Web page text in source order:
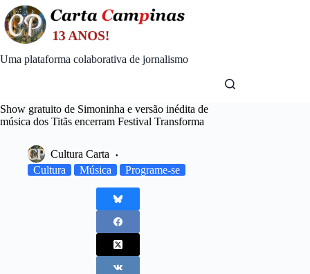
Skip
to
content
Uma plataforma colaborativa de jornalismo
Show gratuito de Simoninha e versão inédita de
música dos Titãs encerram Festival Transforma
Cultura Carta
Cultura
Música Programe-se